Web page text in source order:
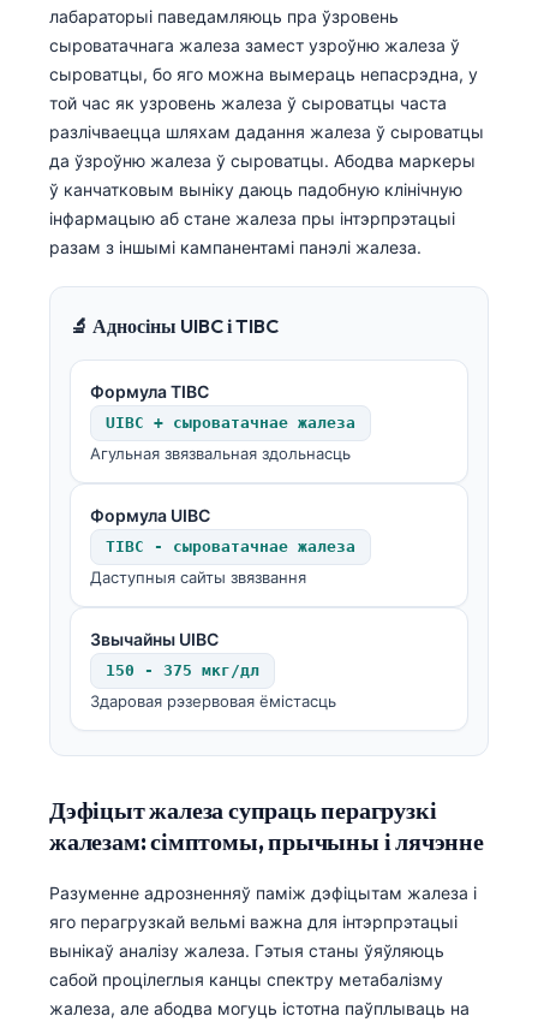
лабараторыі паведамляюць пра ўзровень
сыроватачнага жалеза замест узроўню жалеза ў
сыроватцы, бо яго можна вымераць непасрэдна, у
той час як узровень жалеза ў сыроватцы часта
разлічваецца шляхам дадання жалеза ў сыроватцы
да ўзроўню жалеза ў сыроватцы. Абодва маркеры
ў канчатковым выніку даюць падобную клінічную
інфармацыю аб стане жалеза пры інтэрпрэтацыі
разам з іншымі кампанентамі панэлі жалеза.
🔬 Адносіны UIBC і TIBC
Формула TIBC
UIBC + сыроватачнае жалеза
Агульная звязвальная здольнасць
Формула UIBC
TIBC - сыроватачнае жалеза
Даступныя сайты звязвання
Звычайны UIBC
150 - 375 мкг/дл
Здаровая рэзервовая ёмістасць
Дэфіцыт жалеза супраць перагрузкі
жалезам: сімптомы, прычыны і лячэнне
Разуменне адрозненняў паміж дэфіцытам жалеза і
яго перагрузкай вельмі важна для інтэрпрэтацыі
вынікаў аналізу жалеза. Гэтыя станы ўяўляюць
сабой процілеглыя канцы спектру метабалізму
жалеза, але абодва могуць істотна паўплываць на